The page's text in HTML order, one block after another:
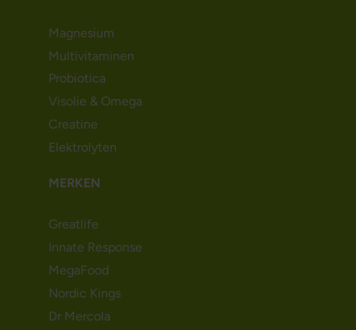
Magnesium
Multivitaminen
Probiotica
Visolie & Omega
Creatine
Elektrolyten
MERKEN
Greatlife
Innate Response
MegaFood
Nordic Kings
Dr Mercola